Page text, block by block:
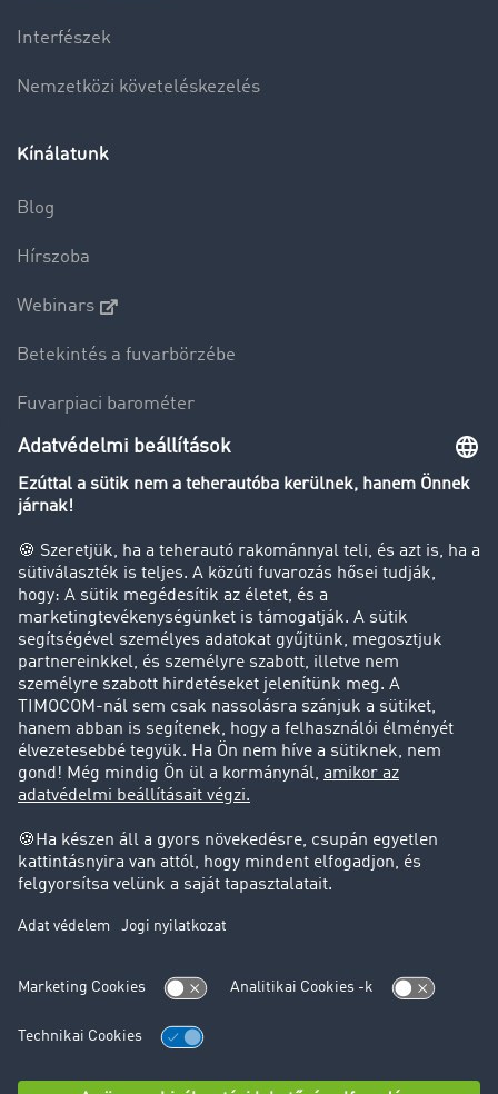
Interfészek
Nemzetközi követeléskezelés
Kínálatunk
Blog
Hírszoba
Webinars
Betekintés a fuvarbörzébe
Fuvarpiaci barométer
Transzportlexikon
Tehergépkocsi-forgalomkorlátozás
Cég
Sikertörténetek
Ügyfél hoz ügyfelet
Jogi információk
Impresszum
Adatvédelem
süti-beállítások
Támogatás